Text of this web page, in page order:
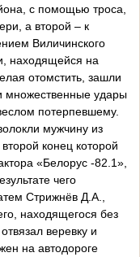
с помощью троса,
а второй – к
Виличинского
находящейся на
отомстить, зашли
множественные удары
потерпевшему.
мужчину из
конец которой
«Белорус -82.1»,
чего
Стрижнёв Д.А.,
находящегося без
веревку и
на автодороге